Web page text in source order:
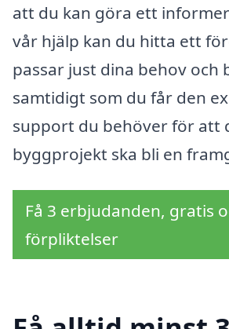
att du kan göra ett
vår hjälp kan du hitta ett
passar just dina behov och
samtidigt som du får den
support du behöver för att
byggprojekt ska bli en
Få 3 erbjudanden, gratis
förpliktelser